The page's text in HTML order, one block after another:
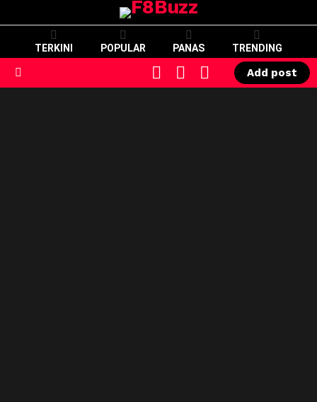
TERKINI POPULAR PANAS TRENDING
SWITCH
SKIN
CART LOGIN
Add post